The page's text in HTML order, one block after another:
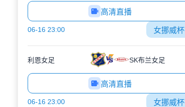
高清直播
06-16 23:00 女挪威杯
利恩女足 SK布兰女足
高清直播
06-16 23:00 女挪威杯